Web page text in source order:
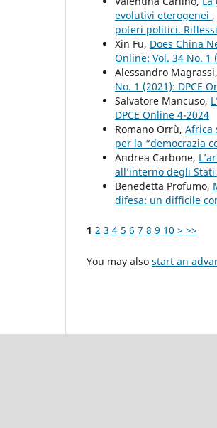
evolutivi eterogenei ,
poteri politici.
Xin Fu, Does China
Online: Vol. 34 No. 1
Alessandro Magrassi,
No. 1 (2021): DPCE
Salvatore Mancuso,
DPCE Online 4-2024
Romano Orrù, Africa
per la “democrazia
Andrea Carbone,
all’interno degli
Benedetta Profumo,
difesa: un difficile
1 2 3 4 5 6 7 8 9 10 > >>
You may also start an